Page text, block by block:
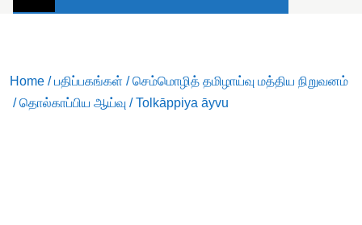
Home /பதிப்பகங்கள் /செம்மொழித் தமிழாய்வு மத்திய நிறுவனம்
/ தொல்காப்பிய ஆய்வு / Tolkāppiya āyvu